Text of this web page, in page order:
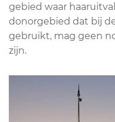
gebied waar
donorgebied dat bij
gebruikt, mag geen
zijn.